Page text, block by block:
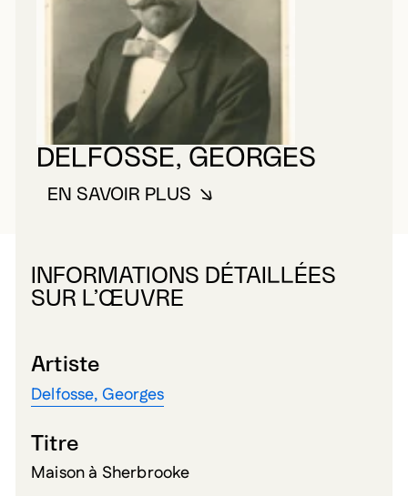
DELFOSSE, GEORGES
EN SAVOIR PLUSÀ PROPOS DE DELFOSSE,
INFORMATIONS DÉTAILLÉES
SUR L’ŒUVRE
Artiste
Delfosse, Georges
Titre
Maison à Sherbrooke